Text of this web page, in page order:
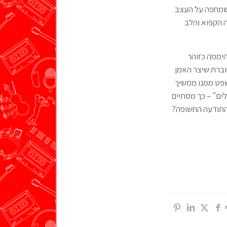
כמו הצורמנות הטראנסית בשיר "כוח", הקצביות המארשית בשיר "31" שמחפה על העצב
הקפוא והלב
כזוהר
שיצר האמן
ממנו ממשיך
– כך מסתיים
החשופה?